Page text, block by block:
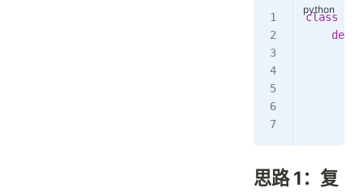
class
    def
思路 1：复